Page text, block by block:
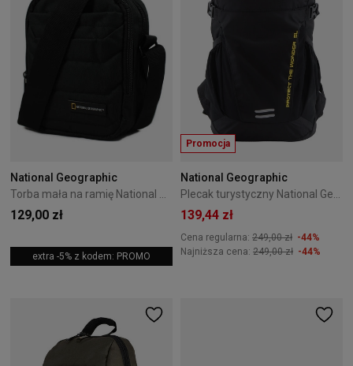
National Geographic
129,00 zł
extra -5% z kodem: PROMO
Promocja
National Geographic
139,44 zł
Cena regularna: 249,00 zł -44%
Najniższa cena: 249,00 zł -44%